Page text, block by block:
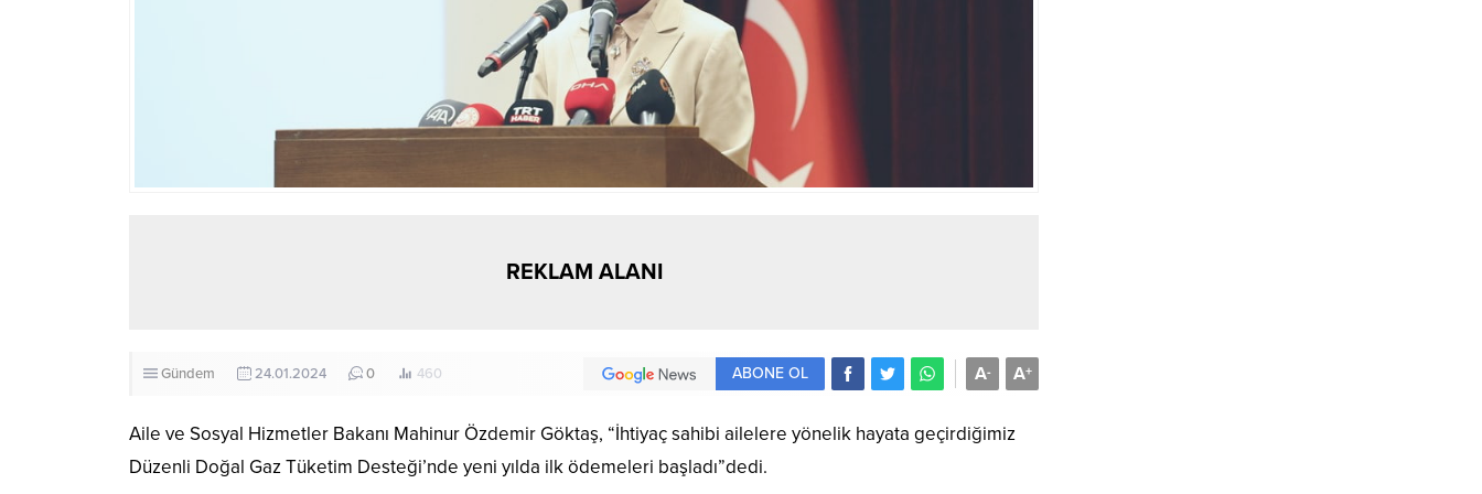
REKLAM ALANI
Gündem 24.01.2024 0 460 A+
A-
ABONE OL
Aile ve Sosyal Hizmetler Bakanı Mahinur Özdemir Göktaş, “İhtiyaç sahibi ailelere yönelik hayata geçirdiğimiz
Düzenli Doğal Gaz Tüketim Desteği’nde yeni yılda ilk ödemeleri başladı”dedi.